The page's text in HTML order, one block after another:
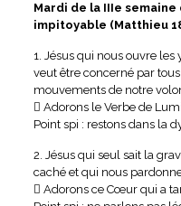
Mardi de la IIIe
impitoyable (Matthieu
1. Jésus qui nous ouvre
veut être concerné par
mouvements de notre
 Adorons le Verbe de
Point spi : restons dans la
2. Jésus qui seul sait la
caché et qui nous
 Adorons ce Cœur qui a